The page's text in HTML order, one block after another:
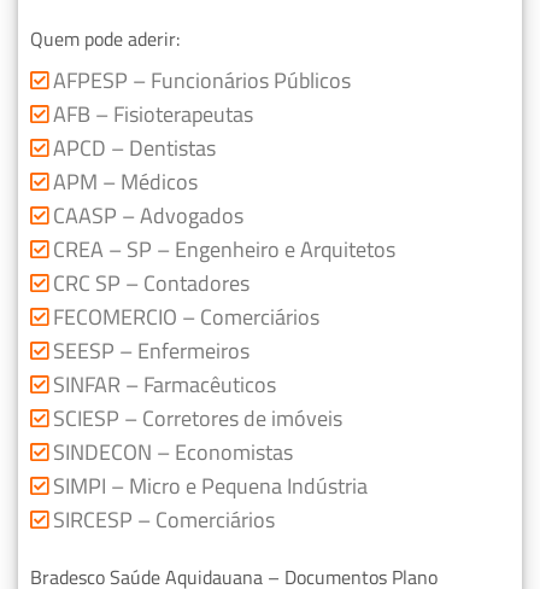
Quem pode aderir:
AFPESP – Funcionários Públicos
AFB – Fisioterapeutas
APCD – Dentistas
APM – Médicos
CAASP – Advogados
CREA – SP – Engenheiro e Arquitetos
CRC SP – Contadores
FECOMERCIO – Comerciários
SEESP – Enfermeiros
SINFAR – Farmacêuticos
SCIESP – Corretores de imóveis
SINDECON – Economistas
SIMPI – Micro e Pequena Indústria
SIRCESP – Comerciários
Bradesco Saúde Aquidauana – Documentos Plano